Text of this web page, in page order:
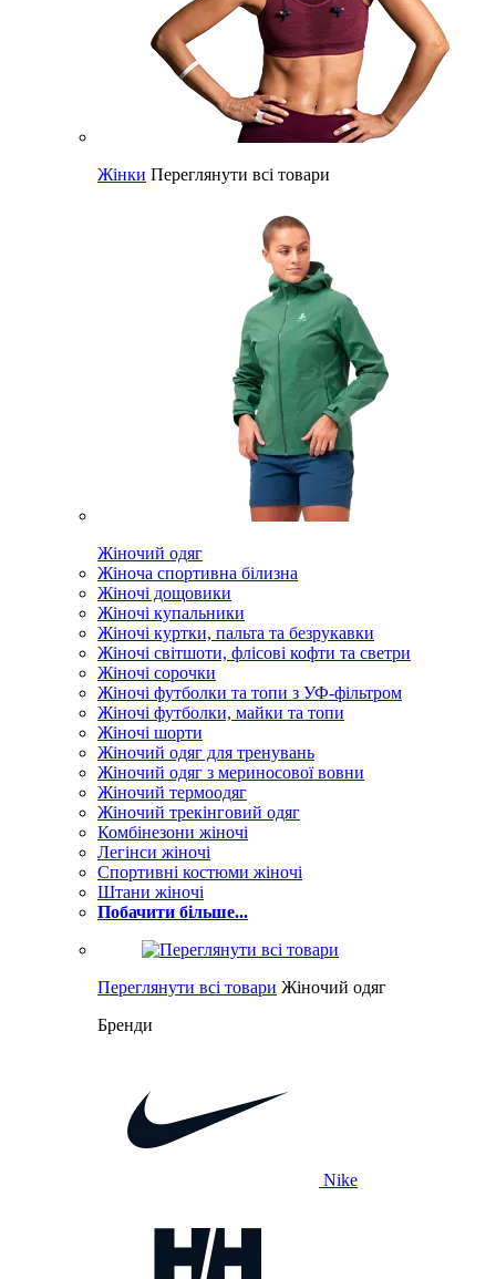
Жінки Переглянути всі товари
Жіночий одяг
Жіноча спортивна білизна
Жіночі дощовики
Жіночі купальники
Жіночі куртки, пальта та безрукавки
Жіночі світшоти, флісові кофти та светри
Жіночі сорочки
Жіночі футболки та топи з УФ-фільтром
Жіночі футболки, майки та топи
Жіночі шорти
Жіночий одяг для тренувань
Жіночий одяг з мериносової вовни
Жіночий термоодяг
Жіночий трекінговий одяг
Комбінезони жіночі
Легінси жіночі
Спортивні костюми жіночі
Штани жіночі
Побачити більше...
Переглянути всі товари Жіночий одяг
Бренди
Nike